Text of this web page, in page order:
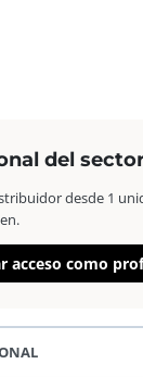
del
desde 1
acceso como